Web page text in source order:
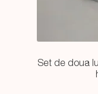
Set de doua